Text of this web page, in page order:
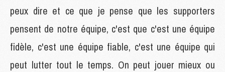
peux dire et ce que je pense que les supporters
pensent de notre équipe, c'est que c'est une équipe
fidèle, c'est une équipe fiable, c'est une équipe qui
peut lutter tout le temps. On peut jouer mieux ou